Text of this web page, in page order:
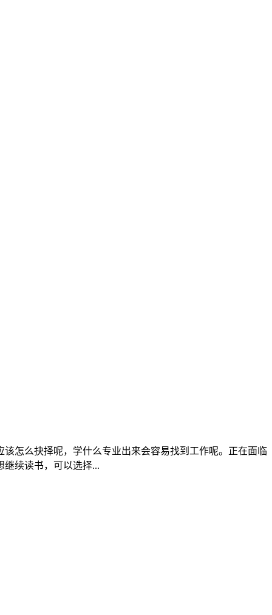
怎么抉择呢，学什么专业出来会容易找到工作呢。正在面临
续读书，可以选择...